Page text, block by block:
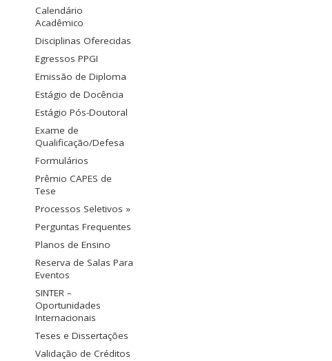
Calendário
Acadêmico
Disciplinas Oferecidas
Egressos PPGI
Emissão de Diploma
Estágio de Docência
Estágio Pós-Doutoral
Exame de
Qualificação/Defesa
Formulários
Prêmio CAPES de
Tese
Processos Seletivos »
Perguntas Frequentes
Planos de Ensino
Reserva de Salas Para
Eventos
SINTER –
Oportunidades
Internacionais
Teses e Dissertações
Validação de Créditos